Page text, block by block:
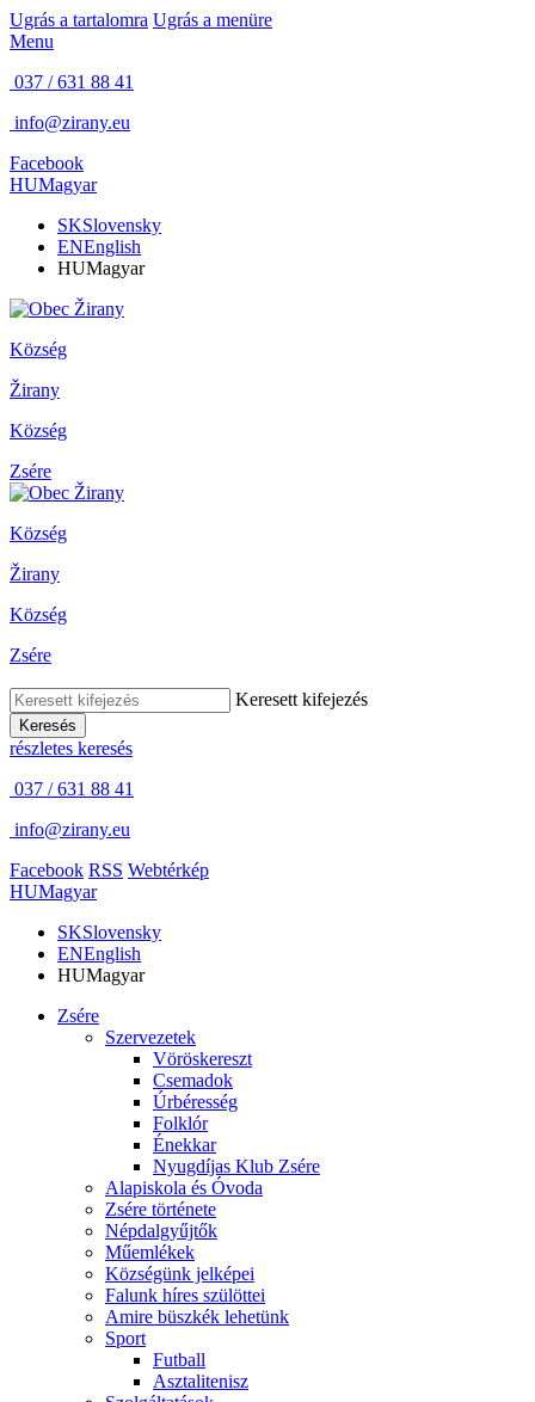
Ugrás a tartalomra Ugrás a menüre
Menu
037 / 631 88 41
info@zirany.eu
Facebook
HUMagyar
SKSlovensky
ENEnglish
HUMagyar
Község
Žirany
Község
Zsére
Község
Žirany
Község
Zsére
Keresett kifejezés
Keresés
részletes keresés
037 / 631 88 41
info@zirany.eu
Facebook RSS Webtérkép
HUMagyar
SKSlovensky
ENEnglish
HUMagyar
Zsére
Szervezetek
Vöröskereszt
Csemadok
Úrbéresség
Folklór
Énekkar
Nyugdíjas Klub Zsére
Alapiskola és Óvoda
Zsére története
Népdalgyűjtők
Műemlékek
Községünk jelképei
Falunk híres szülöttei
Amire büszkék lehetünk
Sport
Futball
Asztalitenisz